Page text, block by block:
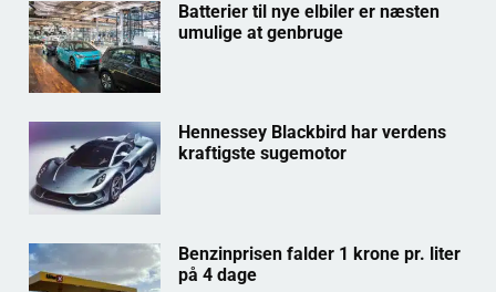
Batterier til nye elbiler er næsten
umulige at genbruge
Hennessey Blackbird har verdens
kraftigste sugemotor
Benzinprisen falder 1 krone pr. liter
på 4 dage